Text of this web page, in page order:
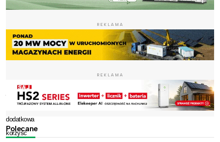
sprzedaży
„zielonych
certyfikatów”.
dodatkowa
korzyść
REKLAMA
REKLAMA
Polecane